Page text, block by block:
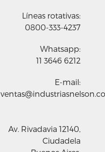
Líneas rotativas:
0800-333-4237
Whatsapp:
11 3646 6212
E-mail:
Av. Rivadavia 12140,
Ciudadela